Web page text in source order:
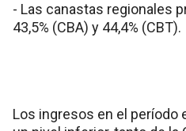
- Las canastas regionales
43,5% (CBA) y 44,4% (CBT).
Los ingresos en el período